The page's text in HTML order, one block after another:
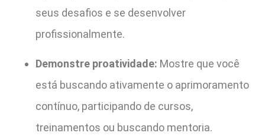
seus desafios e se desenvolver
profissionalmente.
Demonstre proatividade: Mostre que você
está buscando ativamente o aprimoramento
contínuo, participando de cursos,
treinamentos ou buscando mentoria.